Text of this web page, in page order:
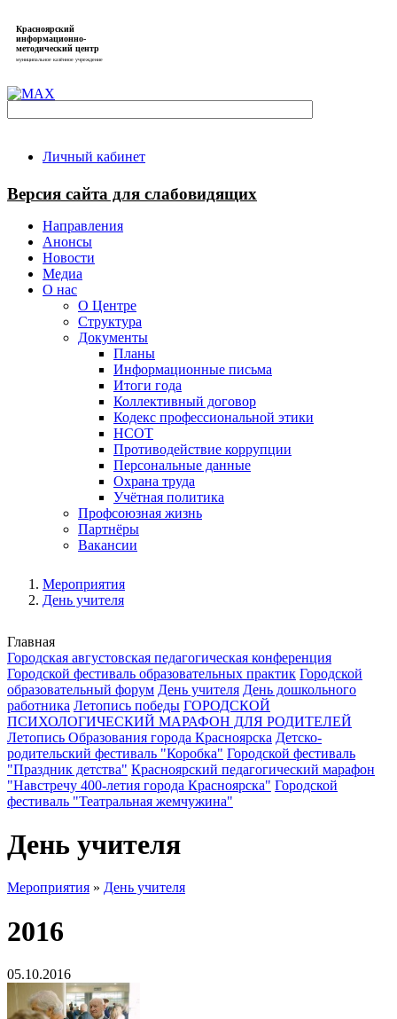
Красноярский
информационно-
методический центр
муниципальное казённое учреждение
Личный кабинет
Версия сайта для слабовидящих
Направления
Анонсы
Новости
Медиа
О нас
О Центре
Структура
Документы
Планы
Информационные письма
Итоги года
Коллективный договор
Кодекс профессиональной этики
НСОТ
Противодействие коррупции
Персональные данные
Охрана труда
Учётная политика
Профсоюзная жизнь
Партнёры
Вакансии
Мероприятия
День учителя
Главная
Городская августовская педагогическая конференция
Городской фестиваль образовательных практик Городской
образовательный форум День учителя День дошкольного
работника Летопись победы ГОРОДСКОЙ
ПСИХОЛОГИЧЕСКИЙ МАРАФОН ДЛЯ РОДИТЕЛЕЙ
Летопись Образования города Красноярска Детско-
родительский фестиваль "Коробка" Городской фестиваль
"Праздник детства" Красноярский педагогический марафон
"Навстречу 400-летия города Красноярска" Городской
фестиваль "Театральная жемчужина"
День учителя
Мероприятия » День учителя
2016
05.10.2016